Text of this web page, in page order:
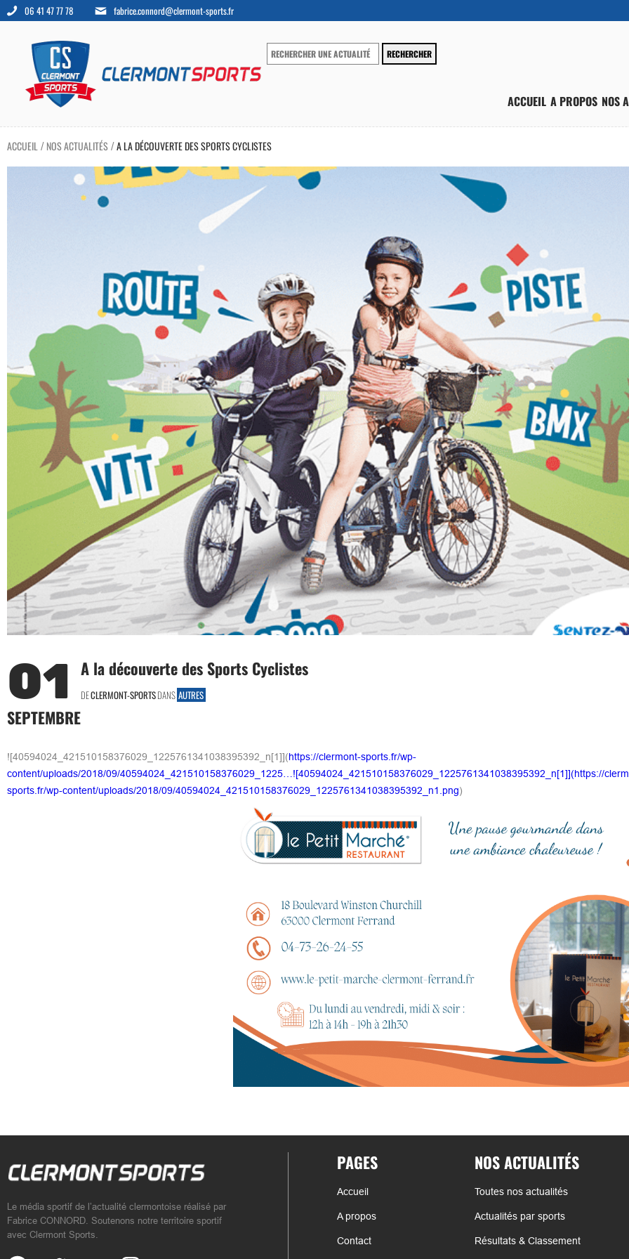
06 41 47 77 78 fabrice.connord@clermont-sports.fr
ACCUEIL A PROPOS NOS
ACCUEIL / NOS ACTUALITÉS/A LA DÉCOUVERTE DES SPORTS CYCLISTES
01
SEPTEMBRE
A la découverte des Sports Cyclistes
DECLERMONT-SPORTSDANS AUTRES
![40594024_421510158376029_1225761341038395392_n[1]](https://clermont-sports.fr/wp-
content/uploads/2018/09/40594024_421510158376029_1225…![40594024_421510158376029_1225761341038395392_n[1]](https://
sports.fr/wp-content/uploads/2018/09/40594024_421510158376029_1225761341038395392_n1.png)
Le média sportif de l’actualité clermontoise réalisé par
Fabrice CONNORD. Soutenons notre territoire sportif
avec Clermont Sports.
PAGES
Accueil
A propos
Contact
NOS ACTUALITÉS
Toutes nos actualités
Actualités par sports
Résultats & Classement